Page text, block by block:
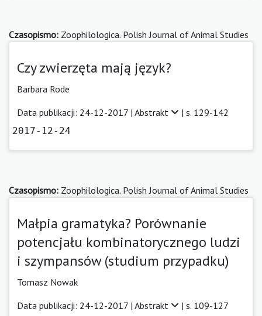
Czasopismo: Zoophilologica. Polish Journal of Animal Studies
Czy zwierzęta mają język?
Barbara Rode
Data publikacji: 24-12-2017 | Abstrakt | s. 129-142
2017-12-24
Czasopismo: Zoophilologica. Polish Journal of Animal Studies
Małpia gramatyka? Porównanie
potencjału kombinatorycznego ludzi
i szympansów (studium przypadku)
Tomasz Nowak
Data publikacji: 24-12-2017 | Abstrakt | s. 109-127